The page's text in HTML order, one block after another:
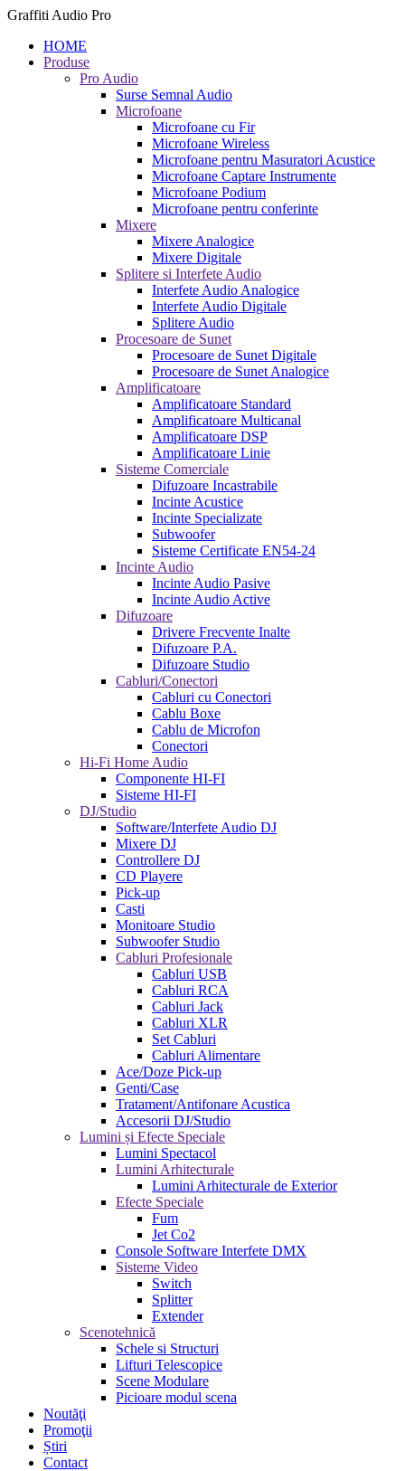
Graffiti Audio Pro
HOME
Produse
Pro Audio
Surse Semnal Audio
Microfoane
Microfoane cu Fir
Microfoane Wireless
Microfoane pentru Masuratori Acustice
Microfoane Captare Instrumente
Microfoane Podium
Microfoane pentru conferinte
Mixere
Mixere Analogice
Mixere Digitale
Splitere si Interfete Audio
Interfete Audio Analogice
Interfete Audio Digitale
Splitere Audio
Procesoare de Sunet
Procesoare de Sunet Digitale
Procesoare de Sunet Analogice
Amplificatoare
Amplificatoare Standard
Amplificatoare Multicanal
Amplificatoare DSP
Amplificatoare Linie
Sisteme Comerciale
Difuzoare Incastrabile
Incinte Acustice
Incinte Specializate
Subwoofer
Sisteme Certificate EN54-24
Incinte Audio
Incinte Audio Pasive
Incinte Audio Active
Difuzoare
Drivere Frecvente Inalte
Difuzoare P.A.
Difuzoare Studio
Cabluri/Conectori
Cabluri cu Conectori
Cablu Boxe
Cablu de Microfon
Conectori
Hi-Fi Home Audio
Componente HI-FI
Sisteme HI-FI
DJ/Studio
Software/Interfete Audio DJ
Mixere DJ
Controllere DJ
CD Playere
Pick-up
Casti
Monitoare Studio
Subwoofer Studio
Cabluri Profesionale
Cabluri USB
Cabluri RCA
Cabluri Jack
Cabluri XLR
Set Cabluri
Cabluri Alimentare
Ace/Doze Pick-up
Genti/Case
Tratament/Antifonare Acustica
Accesorii DJ/Studio
Lumini și Efecte Speciale
Lumini Spectacol
Lumini Arhitecturale
Lumini Arhitecturale de Exterior
Efecte Speciale
Fum
Jet Co2
Console Software Interfete DMX
Sisteme Video
Switch
Splitter
Extender
Scenotehnică
Schele si Structuri
Lifturi Telescopice
Scene Modulare
Picioare modul scena
Noutăţi
Promoţii
Știri
Contact